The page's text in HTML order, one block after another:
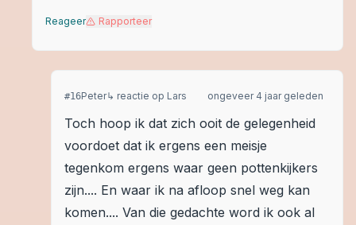
Reageer Rapporteer
#16Peter↳ reactie op Lars ongeveer 4 jaar geleden
Toch hoop ik dat zich ooit de gelegenheid
voordoet dat ik ergens een meisje
tegenkom ergens waar geen pottenkijkers
zijn.... En waar ik na afloop snel weg kan
komen.... Van die gedachte word ik ook al